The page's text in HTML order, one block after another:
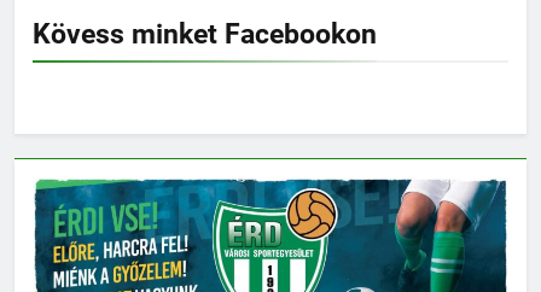
Kövess minket Facebookon